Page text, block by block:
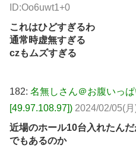
ID:Oo6uwt1+0
これはひどすぎるわ
通常時虚無すぎる
czもムズすぎる
182: 名無しさん＠お腹いっ
[49.97.108.97]) 2024/02/05(
近場のホール10台入れたん
でもあるのか